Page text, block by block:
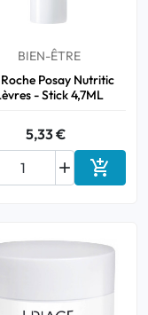
BIEN-ÊTRE
Posay Nutritic
- Stick 4,7ML
5,33 €
 